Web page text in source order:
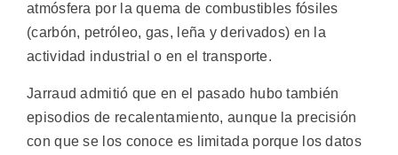
atmósfera por la quema de combustibles fósiles
(carbón, petróleo, gas, leña y derivados) en la
actividad industrial o en el transporte.
Jarraud admitió que en el pasado hubo también
episodios de recalentamiento, aunque la precisión
con que se los conoce es limitada porque los datos